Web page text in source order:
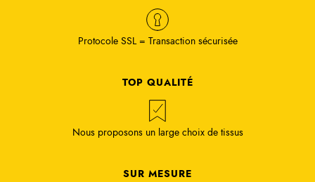
Protocole SSL = Transaction sécurisée
TOP QUALITÉ
Nous proposons un large choix de tissus
SUR MESURE